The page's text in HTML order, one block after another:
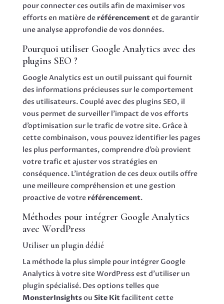
pour connecter ces outils afin de maximiser vos
efforts en matière de référencementet de garantir
une analyse approfondie de vos données.
Pourquoi utiliser Google Analytics avec des
plugins SEO ?
Google Analytics est un outil puissant qui fournit
des informations précieuses sur le comportement
des utilisateurs. Couplé avec des plugins SEO, il
vous permet de surveiller l’impact de vos efforts
d’optimisation sur le trafic de votre site. Grâce à
cette combinaison, vous pouvez identifier les pages
les plus performantes, comprendre d’où provient
votre trafic et ajuster vos stratégies en
conséquence. L’intégration de ces deux outils offre
une meilleure compréhension et une gestion
proactive de votre référencement.
Méthodes pour intégrer Google Analytics
avec WordPress
Utiliser un plugin dédié
La méthode la plus simple pour intégrer Google
Analytics à votre site WordPress est d’utiliser un
plugin spécialisé. Des options telles que
MonsterInsightsou Site Kitfacilitent cette